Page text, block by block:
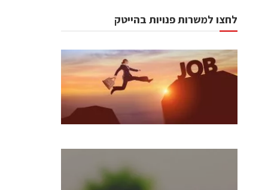
לחצו למשרות פנויות בהייטק